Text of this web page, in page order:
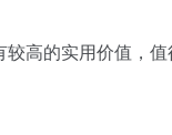
高的实用价值，值